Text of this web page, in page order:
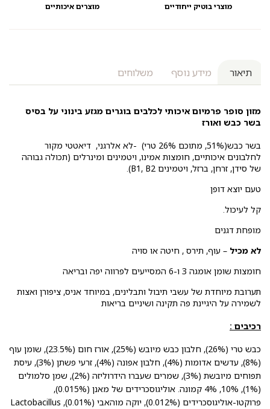
תיאור מידע נוסף משלוחים
מזון סופר פרמיום איכותי לכלבים בוגרים מגזע בינוני על בסיס
בשר כבש ואורז
בשר כבש(51%, מתוכם 26% טרי) -לא אלרגני, דיאטטי מקור
לחלבונים איכותיים, חומצות אמינו, ויטמינים ומינרלים (תכולה גבוהה
של סידן, זרחן, ברזל, ויטמינים B1, B2).
טעם יוצא דופן
קל לעיכול.
מופחת דגנים
לא מכיל – עוף, תירס , חיטה או סויה
חומצות שומן אומגה 3 ו-6 המסייעים לפרווה יפה ובריאה
תערובת מיוחדת של עשבי תיבול ותבלינים, במיוחד אניס, ציפורן ואצות
לשמירה על היגיינת פה תקינה ושיניים בריאות
רכיבים :
כבש טרי (26%), חלבון כבש מיובש (25%), אורז חום (23.5%), שומן עוף
(8%), עדשים אדומות (4%), חלבון אפונה (4%), זרעי פשתן (3%), עיסת
תפוחים מיובשת (3%), שמרים שעברו הידרוליזה (2%), שמן סלמולים
(1%), 10%, 4% קמונה. אוליגוסכרידים של מאנן (0.015%),
פרוקטו-אוליגוסכרידים (0.012%), יוקה מוהאבי (0.01%), Lactobacillus
מוצרי בוטיק ייחודיים מוצרים איכותיים